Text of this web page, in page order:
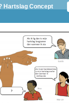
Hartslag Concept